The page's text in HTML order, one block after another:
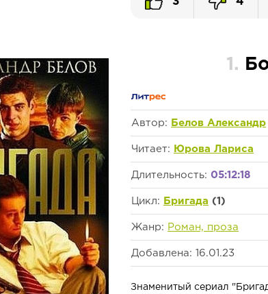
1.
Автор: Белов Александр
Читает: Юрова Лариса
Длительность: 05:12:18
Цикл: Бригада (1)
Жанр: Роман, проза
Добавлена: 16.01.23
Знаменитый сериал